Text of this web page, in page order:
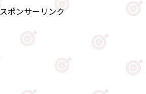
スポンサーリンク